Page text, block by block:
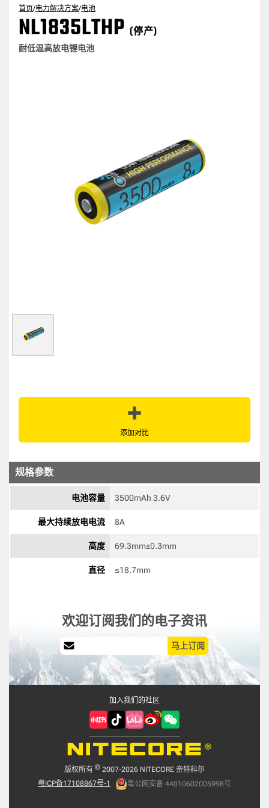
首页/电力解决方案/电池
NL1835LTHP(停产)
耐低温高放电锂电池
添加对比
规格参数
电池容量 3500mAh 3.6V
最大持续放电电流 8A
高度 69.3mm±0.3mm
直径 ≤18.7mm
欢迎订阅我们的电子资讯
马上订阅
加入我们的社区
版权所有 ©2007-2026 NITECORE 奈特科尔
粤ICP备17108867号-1
粤公网安备 44010602005998号